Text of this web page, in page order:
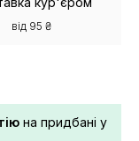
від 95 ₴
на придбані у